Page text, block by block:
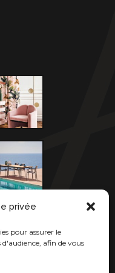
privée
pour assurer le
afin de vous